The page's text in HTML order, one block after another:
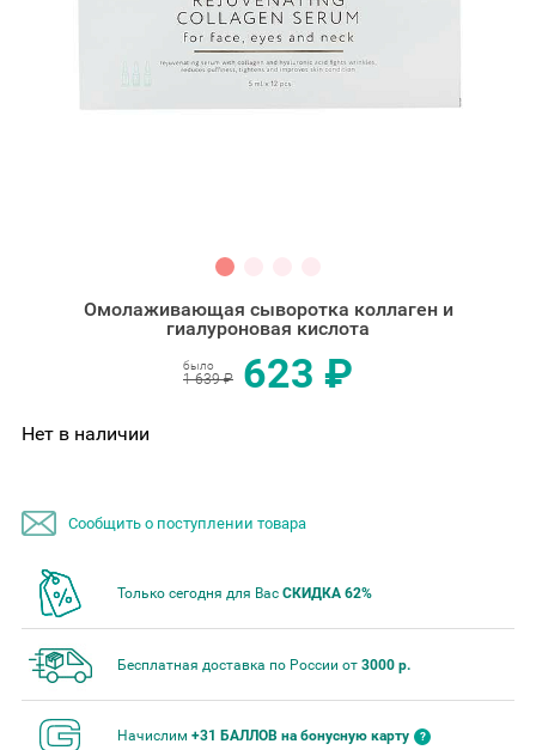
Омолаживающая сыворотка коллаген и
гиалуроновая кислота
было
1 639 ₽ 623 ₽
Нет в наличии
Сообщить о поступлении товара
Только сегодня для Вас СКИДКА 62%
Бесплатная доставка по России от 3000 р.
Начислим +31 БАЛЛОВ на бонусную карту